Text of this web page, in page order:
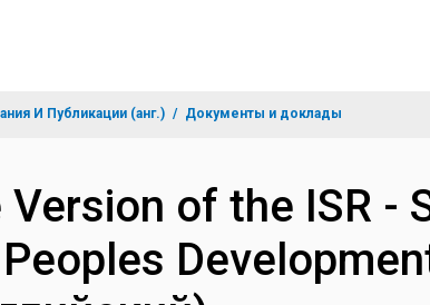
И Публикации (анг.) Документы и доклады
of the ISR -